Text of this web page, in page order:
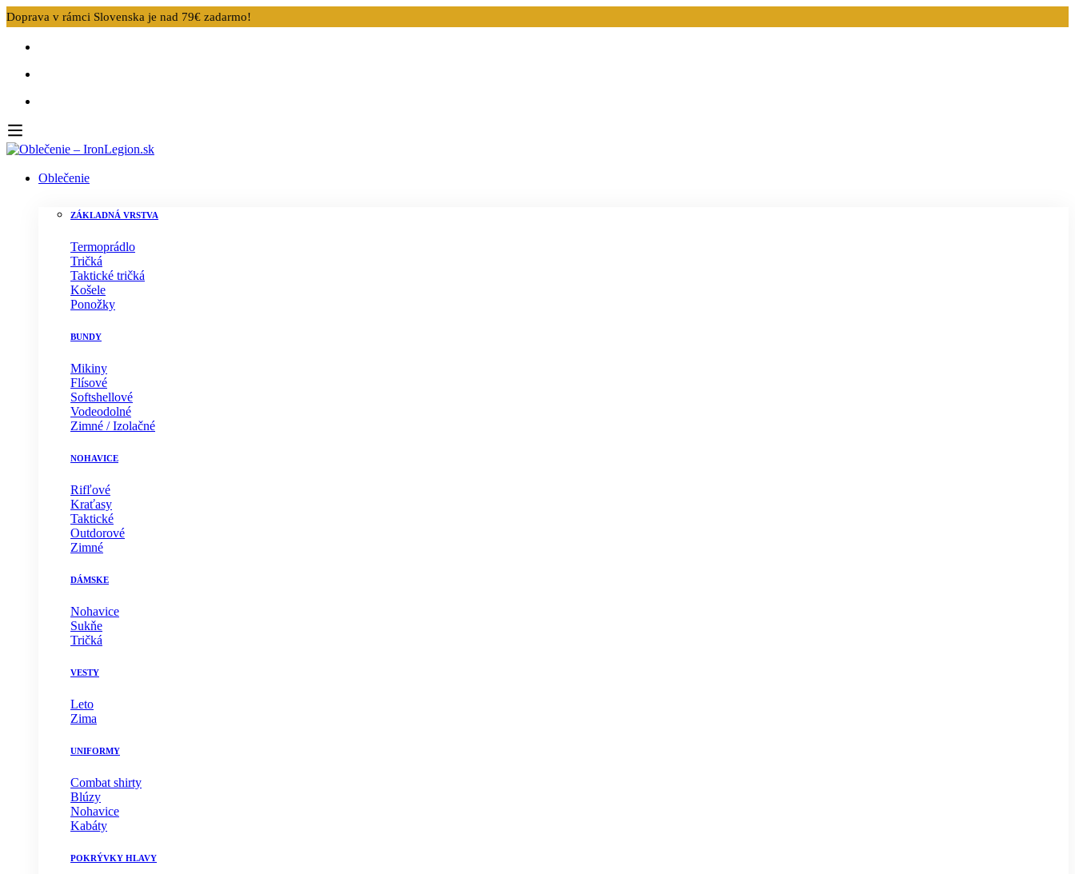
Doprava v rámci Slovenska je nad 79€ zadarmo!
Oblečenie
ZÁKLADNÁ VRSTVA
Termoprádlo
Tričká
Taktické tričká
Košele
Ponožky
BUNDY
Mikiny
Flísové
Softshellové
Vodeodolné
Zimné / Izolačné
NOHAVICE
Rifľové
Kraťasy
Taktické
Outdorové
Zimné
DÁMSKE
Nohavice
Sukňe
Tričká
VESTY
Leto
Zima
UNIFORMY
Combat shirty
Blúzy
Nohavice
Kabáty
POKRÝVKY HLAVY